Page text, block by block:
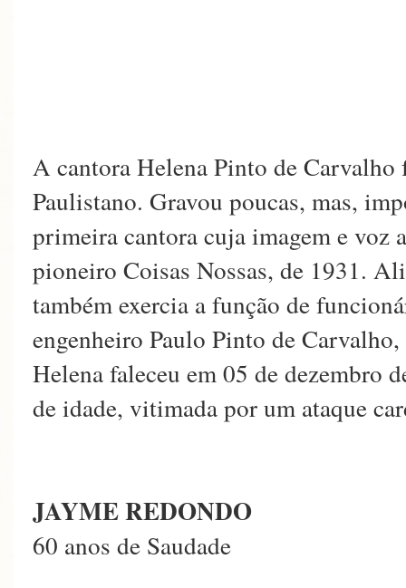
A cantora Helena Pinto de
Paulistano. Gravou poucas, mas,
primeira cantora cuja imagem e voz
pioneiro Coisas Nossas, de 1931.
também exercia a função de
engenheiro Paulo Pinto de
Helena faleceu em 05 de dezembro
de idade, vitimada por um ataque
JAYME REDONDO
60 anos de Saudade